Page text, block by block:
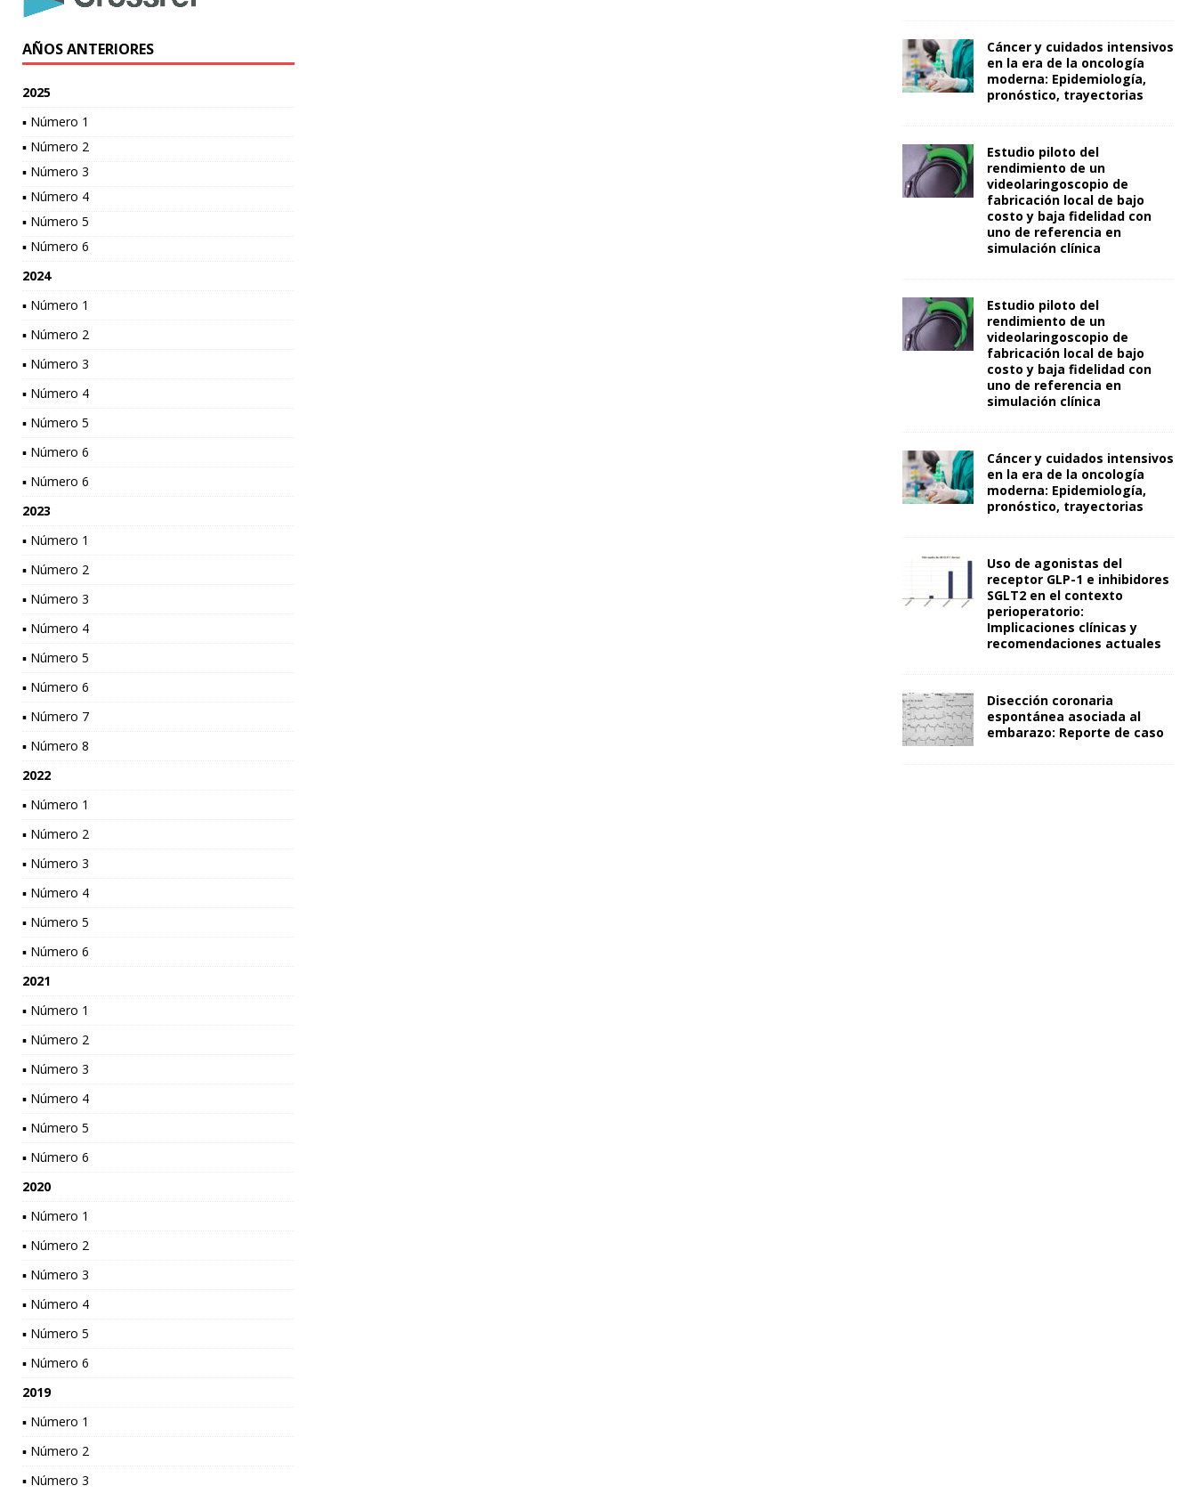
AÑOS ANTERIORES
2025
▪ Número 1
▪ Número 2
▪ Número 3
▪ Número 4
▪ Número 5
▪ Número 6
2024
▪ Número 1
▪ Número 2
▪ Número 3
▪ Número 4
▪ Número 5
▪ Número 6
▪ Número 6
2023
▪ Número 1
▪ Número 2
▪ Número 3
▪ Número 4
▪ Número 5
▪ Número 6
▪ Número 7
▪ Número 8
2022
▪ Número 1
▪ Número 2
▪ Número 3
▪ Número 4
▪ Número 5
▪ Número 6
2021
▪ Número 1
▪ Número 2
▪ Número 3
▪ Número 4
▪ Número 5
▪ Número 6
2020
▪ Número 1
▪ Número 2
▪ Número 3
▪ Número 4
▪ Número 5
▪ Número 6
2019
▪ Número 1
▪ Número 2
▪ Número 3
Cáncer y cuidados intensivos
en la era de la oncología
moderna: Epidemiología,
pronóstico, trayectorias
Estudio piloto del
rendimiento de un
videolaringoscopio de
fabricación local de bajo
costo y baja fidelidad con
uno de referencia en
simulación clínica
Estudio piloto del
rendimiento de un
videolaringoscopio de
fabricación local de bajo
costo y baja fidelidad con
uno de referencia en
simulación clínica
Cáncer y cuidados intensivos
en la era de la oncología
moderna: Epidemiología,
pronóstico, trayectorias
Uso de agonistas del
receptor GLP-1 e inhibidores
SGLT2 en el contexto
perioperatorio:
Implicaciones clínicas y
recomendaciones actuales
Disección coronaria
espontánea asociada al
embarazo: Reporte de caso